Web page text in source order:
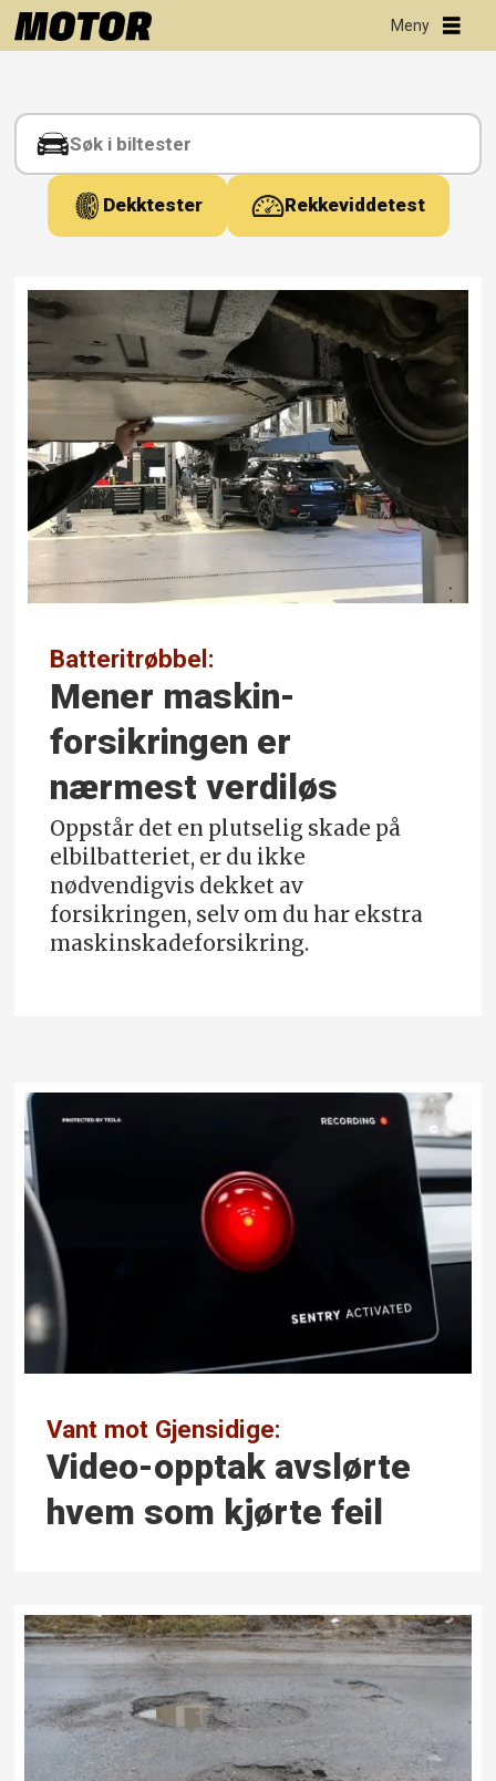
Tag:
nyheter
Dekktester Rekkeviddetest
Batteritrøbbel:
Mener maskin­
forsikringen er
nærmest verdiløs
Oppstår det en plutselig skade på
elbilbatteriet, er du ikke
nødvendigvis dekket av
forsikringen, selv om du har ekstra
maskinskadeforsikring.
Vant mot Gjensidige:
Video-opptak avslørte
hvem som kjørte feil